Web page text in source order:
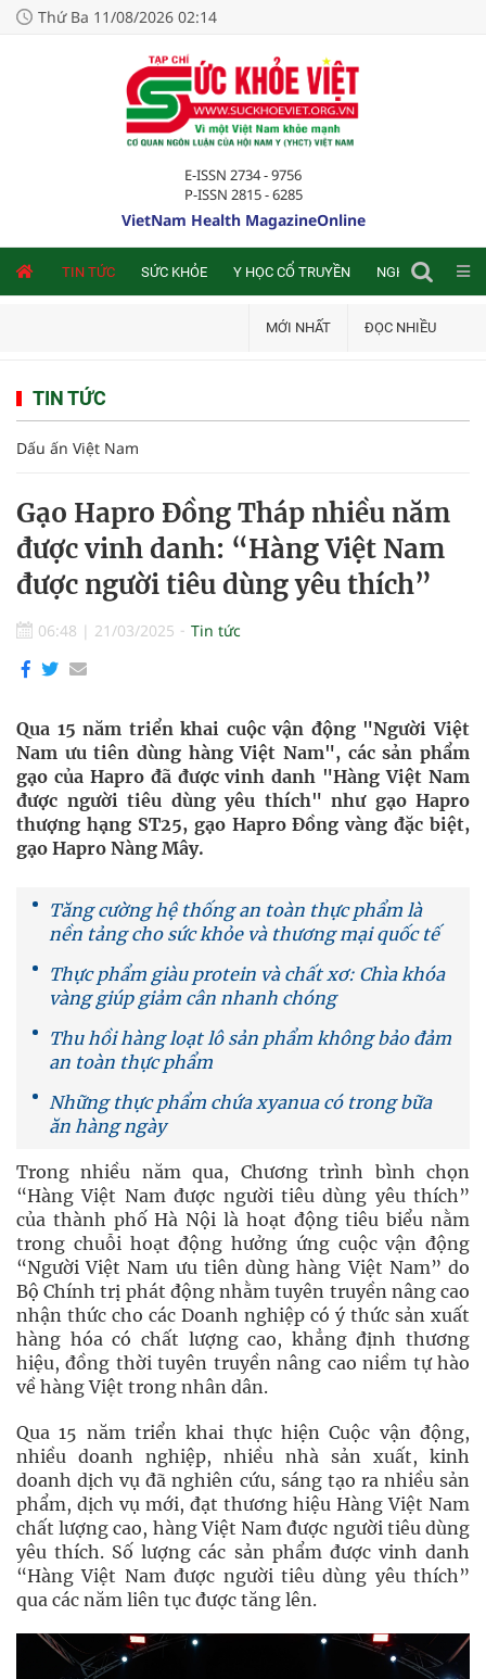
Thứ Ba 11/08/2026 02:14
E-ISSN 2734 - 9756
P-ISSN 2815 - 6285
VietNam Health MagazineOnline
TIN TỨC SỨC KHỎE Y HỌC CỔ TRUYỀN NGHIÊN CỨU
MỚI NHẤT ĐỌC NHIỀU
TIN TỨC
Dấu ấn Việt Nam
Gạo Hapro Đồng Tháp nhiều năm
được vinh danh: “Hàng Việt Nam
được người tiêu dùng yêu thích”
06:48 | 21/03/2025 Tin tức
Qua 15 năm triển khai cuộc vận động "Người Việt
Nam ưu tiên dùng hàng Việt Nam", các sản phẩm
gạo của Hapro đã được vinh danh "Hàng Việt Nam
được người tiêu dùng yêu thích" như gạo Hapro
thượng hạng ST25, gạo Hapro Đồng vàng đặc biệt,
gạo Hapro Nàng Mây.
Tăng cường hệ thống an toàn thực phẩm là
nền tảng cho sức khỏe và thương mại quốc tế
Thực phẩm giàu protein và chất xơ: Chìa khóa
vàng giúp giảm cân nhanh chóng
Thu hồi hàng loạt lô sản phẩm không bảo đảm
an toàn thực phẩm
Những thực phẩm chứa xyanua có trong bữa
ăn hàng ngày
Trong nhiều năm qua, Chương trình bình chọn
“Hàng Việt Nam được người tiêu dùng yêu thích”
của thành phố Hà Nội là hoạt động tiêu biểu nằm
trong chuỗi hoạt động hưởng ứng cuộc vận động
“Người Việt Nam ưu tiên dùng hàng Việt Nam” do
Bộ Chính trị phát động nhằm tuyên truyền nâng cao
nhận thức cho các Doanh nghiệp có ý thức sản xuất
hàng hóa có chất lượng cao, khẳng định thương
hiệu, đồng thời tuyên truyền nâng cao niềm tự hào
về hàng Việt trong nhân dân.
Qua 15 năm triển khai thực hiện Cuộc vận động,
nhiều doanh nghiệp, nhiều nhà sản xuất, kinh
doanh dịch vụ đã nghiên cứu, sáng tạo ra nhiều sản
phẩm, dịch vụ mới, đạt thương hiệu Hàng Việt Nam
chất lượng cao, hàng Việt Nam được người tiêu dùng
yêu thích. Số lượng các sản phẩm được vinh danh
“Hàng Việt Nam được người tiêu dùng yêu thích”
qua các năm liên tục được tăng lên.